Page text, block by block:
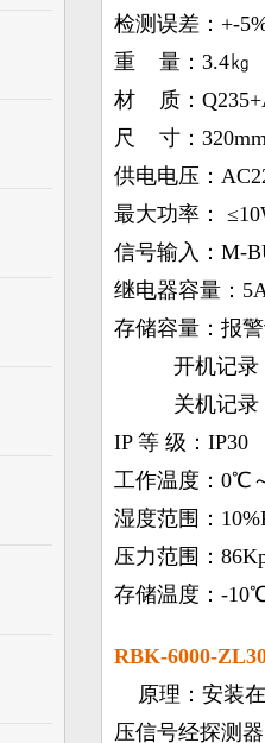
检测误差：+-
重 量：3.4㎏
材 质：
尺 寸：
供电电压：
最大功率：
信号输入：M-
继电器容量：
存储容量：报
开机记录
关机记录
IP 等 级：IP30
工作温度：0℃
湿度范围：
压力范围：
存储温度：-
RBK-6000-
原理：安装在
压信号经探测